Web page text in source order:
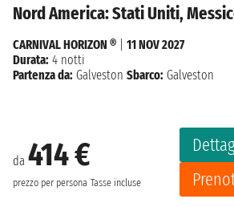
Nord America: Stati Uniti,
da 414 €
prezzo per persona Tasse incluse
CARNIVAL HORIZON ®
11 NOV 2027
Durata: 4 notti
Partenza da: Galveston Sbarco: Galveston